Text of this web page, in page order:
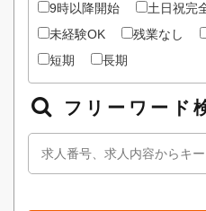
9時以降開始 土日祝完
未経験OK
残業なし
短期
長期
フリーワード